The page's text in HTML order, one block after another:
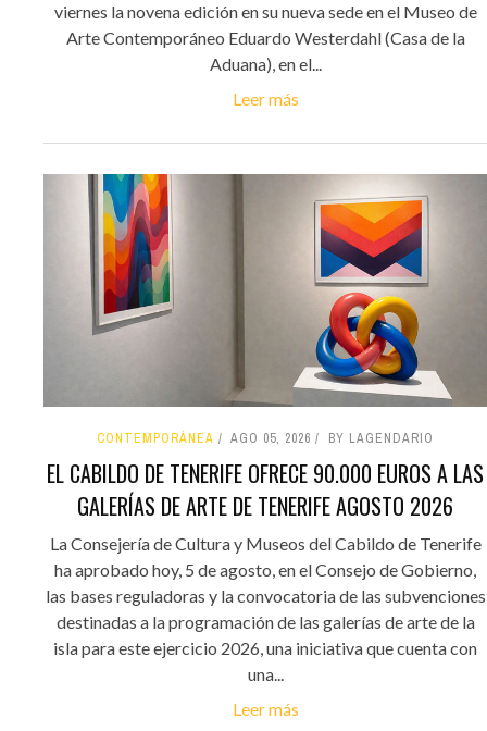
viernes la novena edición en su nueva sede en el Museo de
Arte Contemporáneo Eduardo Westerdahl (Casa de la
Aduana), en el...
Leer más
CONTEMPORÁNEA AGO 05, 2026 BY LAGENDARIO
EL CABILDO DE TENERIFE OFRECE 90.000 EUROS A LAS
GALERÍAS DE ARTE DE TENERIFE AGOSTO 2026
La Consejería de Cultura y Museos del Cabildo de Tenerife
ha aprobado hoy, 5 de agosto, en el Consejo de Gobierno,
las bases reguladoras y la convocatoria de las subvenciones
destinadas a la programación de las galerías de arte de la
isla para este ejercicio 2026, una iniciativa que cuenta con
una...
Leer más